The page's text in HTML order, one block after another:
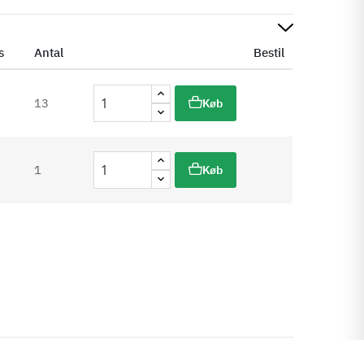
Antal Bestil
13 Køb
1 Køb